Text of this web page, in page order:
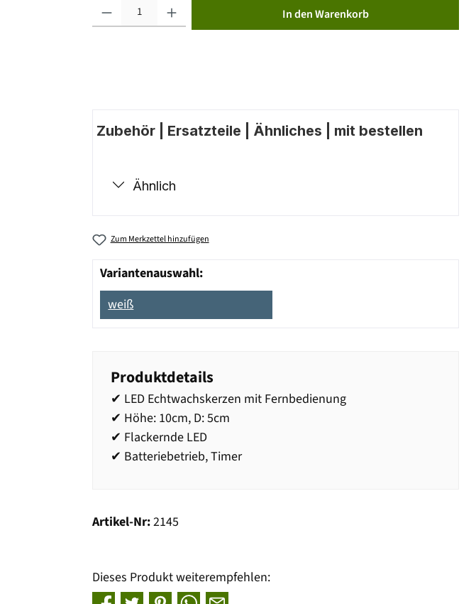
In den Warenkorb
Zubehör | Ersatzteile | Ähnliches | mit bestellen
Ähnlich
Zum Merkzettel hinzufügen
Variantenauswahl:
weiß
Produktdetails
✔ LED Echtwachskerzen mit Fernbedienung
✔ Höhe: 10cm, D: 5cm
✔ Flackernde LED
✔ Batteriebetrieb, Timer
Artikel-Nr:2145
Dieses Produkt weiterempfehlen: